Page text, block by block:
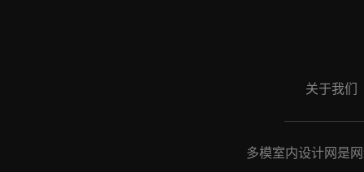
关于我们
多模室内设计网是